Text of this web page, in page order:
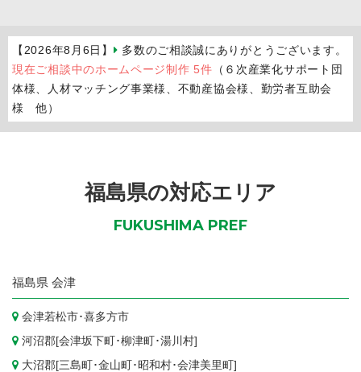
【2026年8月6日】
多数のご相談誠にありがとうございます。
現在ご相談中のホームページ制作 5件 （６次産業化サポート団
体様、人材マッチング事業様、不動産協会様、勤労者互助会
様 他）
福島県の対応エリア
FUKUSHIMA PREF
福島県 会津
会津若松市･喜多方市
河沼郡[会津坂下町･柳津町･湯川村]
大沼郡[三島町･金山町･ 昭和村･会津美里町]